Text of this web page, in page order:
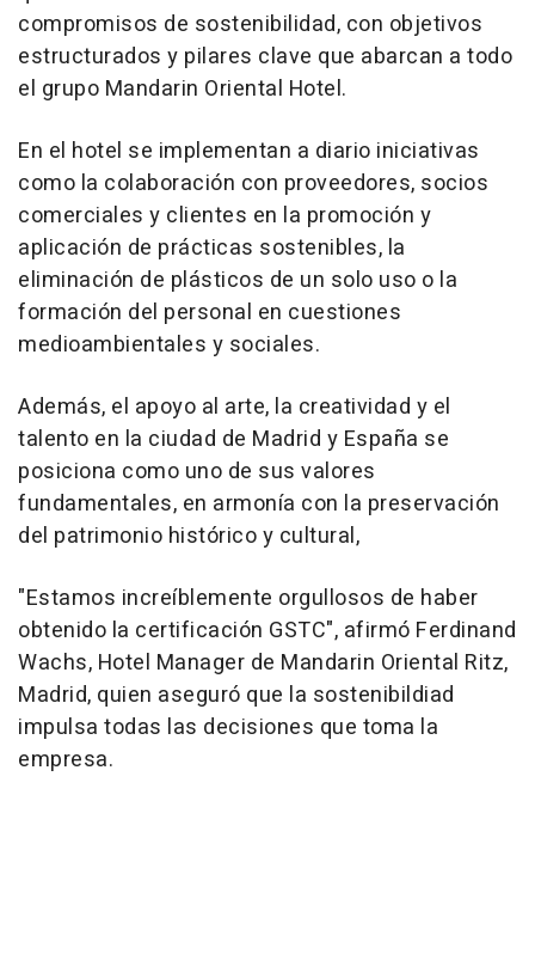
compromisos de sostenibilidad, con objetivos
estructurados y pilares clave que abarcan a todo
el grupo Mandarin Oriental Hotel.
En el hotel se implementan a diario iniciativas
como la colaboración con proveedores, socios
comerciales y clientes en la promoción y
aplicación de prácticas sostenibles, la
eliminación de plásticos de un solo uso o la
formación del personal en cuestiones
medioambientales y sociales.
Además, el apoyo al arte, la creatividad y el
talento en la ciudad de Madrid y España se
posiciona como uno de sus valores
fundamentales, en armonía con la preservación
del patrimonio histórico y cultural,
"Estamos increíblemente orgullosos de haber
obtenido la certificación GSTC", afirmó Ferdinand
Wachs, Hotel Manager de Mandarin Oriental Ritz,
Madrid, quien aseguró que la sostenibildiad
impulsa todas las decisiones que toma la
empresa.